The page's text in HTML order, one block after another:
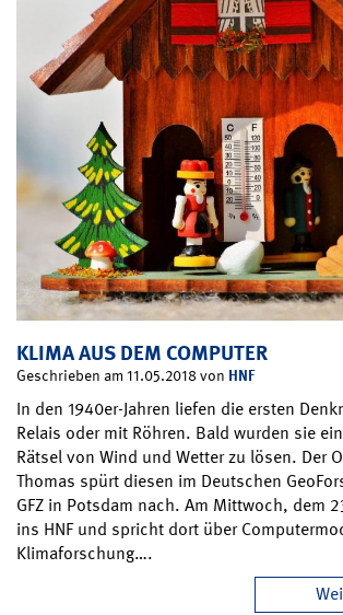
KLIMA AUS DEM COMPUTER
Geschrieben am 11.05.2018 von HNF
In den 1940er-Jahren liefen die ersten
Relais oder mit Röhren. Bald wurden sie
Rätsel von Wind und Wetter zu lösen. Der
Thomas spürt diesen im Deutschen
GFZ in Potsdam nach. Am Mittwoch, dem
ins HNF und spricht dort über
Klimaforschung….